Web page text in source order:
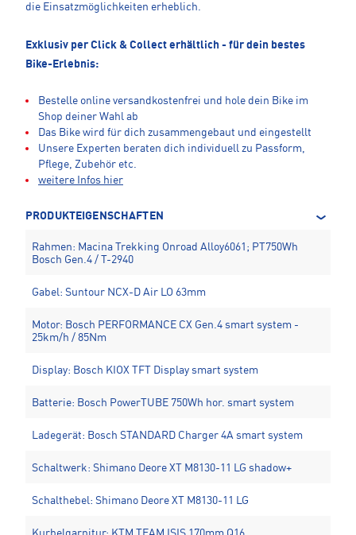
die Einsatzmöglichkeiten erheblich.
Exklusiv per Click & Collect erhältlich - für dein bestes
Bike-Erlebnis:
Bestelle online versandkostenfrei und hole dein Bike im
Shop deiner Wahl ab
Das Bike wird für dich zusammengebaut und eingestellt
Unsere Experten beraten dich individuell zu Passform,
Pflege, Zubehör etc.
weitere Infos hier
PRODUKTEIGENSCHAFTEN
Rahmen: Macina Trekking Onroad Alloy6061; PT750Wh
Bosch Gen.4 / T-2940
Gabel: Suntour NCX-D Air LO 63mm
Motor: Bosch PERFORMANCE CX Gen.4 smart system -
25km/h / 85Nm
Display: Bosch KIOX TFT Display smart system
Batterie: Bosch PowerTUBE 750Wh hor. smart system
Ladegerät: Bosch STANDARD Charger 4A smart system
Schaltwerk: Shimano Deore XT M8130-11 LG shadow+
Schalthebel: Shimano Deore XT M8130-11 LG